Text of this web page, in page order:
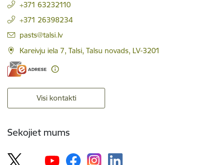
+371 63232110
+371 26398234
E-pasts:
pasts@talsi.lv
Kareivju iela 7, Talsi, Talsu novads, LV-3201
Visi kontakti
Sekojiet mums